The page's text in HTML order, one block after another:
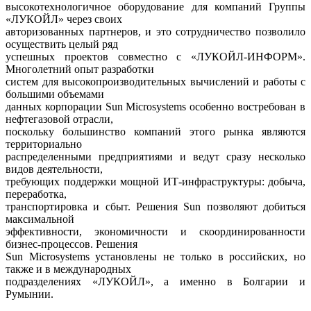
высокотехнологичное оборудование для компаний Группы
«ЛУКОЙЛ» через своих
авторизованных партнеров, и это сотрудничество позволило
осуществить целый ряд
успешных проектов совместно с «ЛУКОЙЛ-ИНФОРМ».
Многолетний опыт разработки
систем для высокопроизводительных вычислений и работы с
большими объемами
данных корпорации Sun Microsystems особенно востребован в
нефтегазовой отрасли,
поскольку большинство компаний этого рынка являются
территориально
распределенными предприятиями и ведут сразу несколько
видов деятельности,
требующих поддержки мощной ИТ-инфраструктуры: добыча,
переработка,
транспортировка и сбыт. Решения Sun позволяют добиться
максимальной
эффективности, экономичности и скоординированности
бизнес-процессов. Решения
Sun Microsystems установлены не только в российских, но
также и в международных
подразделениях «ЛУКОЙЛ», а именно в Болгарии и
Румынии.